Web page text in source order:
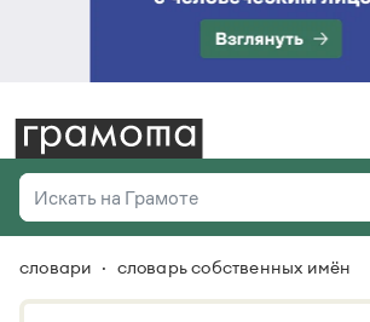
Искать на Грамоте
Справочная служба
Везде
словари словарь собственных имён